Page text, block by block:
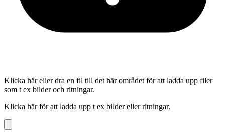
Klicka här eller dra en fil till det här området för att ladda upp filer
som t ex bilder och ritningar.
Klicka här för att ladda upp t ex bilder eller ritningar.